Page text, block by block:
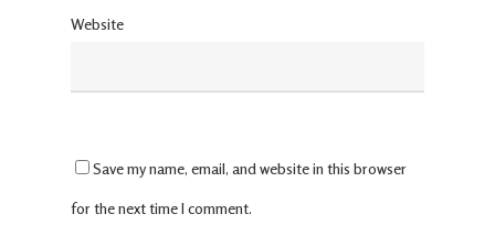
Website
Save my name, email, and website in this browser
for the next time I comment.